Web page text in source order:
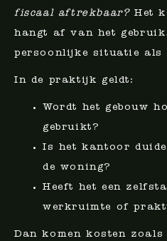
fiscaal aftrekbaar?Het
hangt af van het
persoonlijke situatie als
In de praktijk geldt:
Wordt het gebouw
gebruikt?
Is het kantoor
de woning?
Heeft het een
werkruimte of
Dan komen kosten